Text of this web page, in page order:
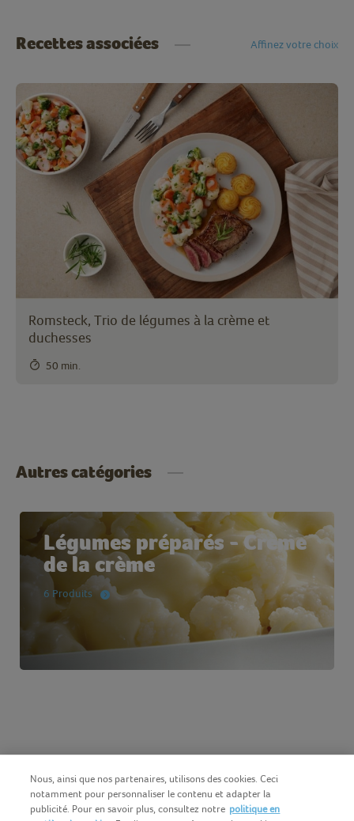
Recettes associées Affinez votre choix
Romsteck, Trio de légumes à la crème et
duchesses
50 min.
Autres catégories
Légumes préparés - Crème
de la crème
6 Produits
Nous, ainsi que nos partenaires, utilisons des cookies. Ceci
notamment pour personnaliser le contenu et adapter la
publicité. Pour en savoir plus, consultez notre politique en